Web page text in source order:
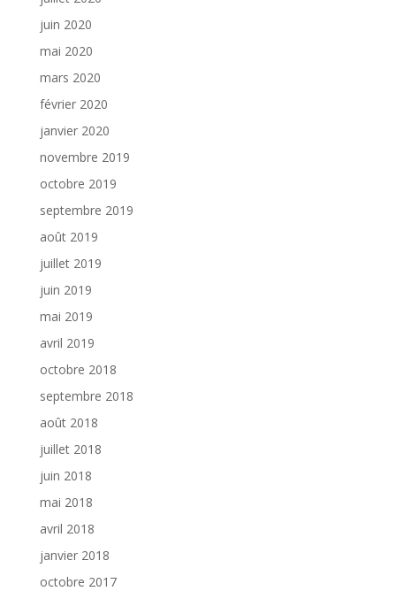
juin 2020
mai 2020
mars 2020
février 2020
janvier 2020
novembre 2019
octobre 2019
septembre 2019
août 2019
juillet 2019
juin 2019
mai 2019
avril 2019
octobre 2018
septembre 2018
août 2018
juillet 2018
juin 2018
mai 2018
avril 2018
janvier 2018
octobre 2017